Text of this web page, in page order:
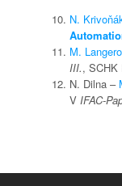
N.
M.
III., SCHK
N. Dilna –
V IFAC-